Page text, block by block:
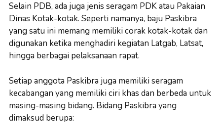
Selain PDB, ada juga jenis seragam PDK atau Pakaian
Dinas Kotak-kotak. Seperti namanya, baju Paskibra
yang satu ini memang memiliki corak kotak-kotak dan
digunakan ketika menghadiri kegiatan Latgab, Latsat,
hingga berbagai pelaksanaan rapat.
Setiap anggota Paskibra juga memiliki seragam
kecabangan yang memiliki ciri khas dan berbeda untuk
masing-masing bidang. Bidang Paskibra yang
dimaksud berupa: